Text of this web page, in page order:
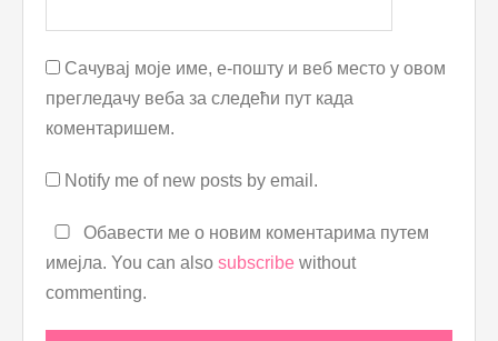
Сачувај моје име, е-пошту и веб место у овом
прегледачу веба за следећи пут када
коментаришем.
Notify me of new posts by email.
Обавести ме о новим коментарима путем
имејла. You can also subscribe without
commenting.